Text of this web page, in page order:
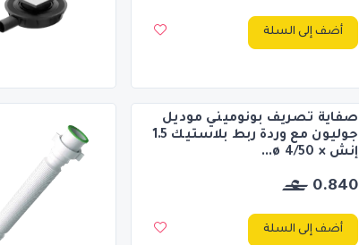
أضف إلى السلة
صفاية تصريف بونوميني موديل
جوليون مع وردة ربط بلاستيك 1.5
إنش × 50/ø 4...
0.840
أضف إلى السلة